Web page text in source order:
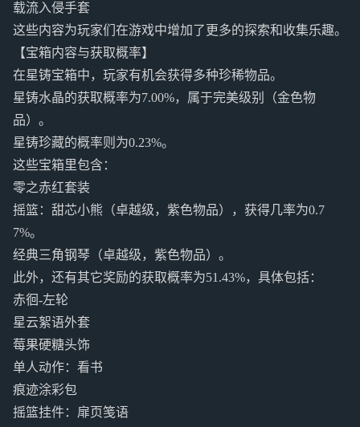
载流入侵手套
这些内容为玩家们在游戏中增加了更多的探索和收集乐趣。
【宝箱内容与获取概率】
在星铸宝箱中，玩家有机会获得多种珍稀物品。
星铸水晶的获取概率为7.00%，属于完美级别（金色物
品）。
星铸珍藏的概率则为0.23%。
这些宝箱里包含：
零之赤红套装
摇篮：甜芯小熊（卓越级，紫色物品），获得几率为0.7
7%。
经典三角钢琴（卓越级，紫色物品）。
此外，还有其它奖励的获取概率为51.43%，具体包括：
赤徊-左轮
星云絮语外套
莓果硬糖头饰
单人动作：看书
痕迹涂彩包
摇篮挂件：扉页笺语